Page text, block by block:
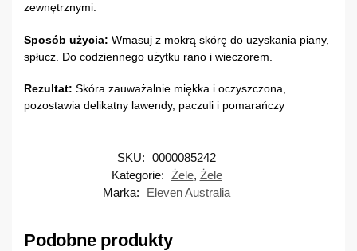
zewnętrznymi.
Sposób użycia: Wmasuj z mokrą skórę do uzyskania piany,
spłucz. Do codziennego użytku rano i wieczorem.
Rezultat: Skóra zauważalnie miękka i oczyszczona,
pozostawia delikatny lawendy, paczuli i pomarańczy
SKU: 0000085242
Kategorie: Żele, Żele
Marka:
Eleven Australia
Podobne produkty